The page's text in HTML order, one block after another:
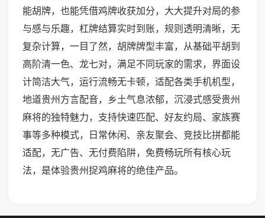
能胡牌，也能凭借鸡牌收获加分，大大提升对局的参
与感与乐趣，杠牌结算实时到账，规则透明清晰，无
复杂计算，一目了然，胡牌牌型丰富，从基础平胡到
高阶清一色、龙七对，满足不同玩家的需求，界面设
计简洁大气，运行流畅无卡顿，适配各类手机机型，
地道贵州方言配音，乡土气息浓郁，沉浸式感受贵州
麻将的独特魅力，支持快速匹配、好友约局、家族赛
事等多种模式，日常休闲、亲友聚会、竞技比拼都能
适配，无广告、无付费陷阱，免费畅玩所有核心玩
法，是体验贵州捉鸡麻将的绝佳产品。